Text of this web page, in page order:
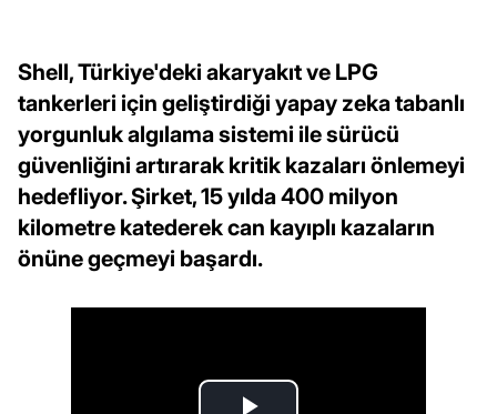
Shell, Türkiye'deki akaryakıt ve LPG
tankerleri için geliştirdiği yapay zeka tabanlı
yorgunluk algılama sistemi ile sürücü
güvenliğini artırarak kritik kazaları önlemeyi
hedefliyor. Şirket, 15 yılda 400 milyon
kilometre katederek can kayıplı kazaların
önüne geçmeyi başardı.